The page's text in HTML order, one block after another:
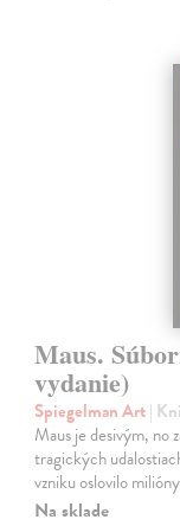
Maus.
vydanie)
Spiegelman Art|
Maus je desivým, no
tragických
vzniku oslovilo
Na sklade